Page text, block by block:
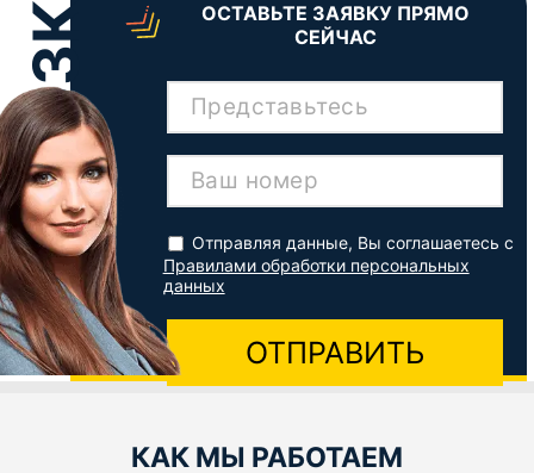
ОСТАВЬТЕ ЗАЯВКУ ПРЯМО
СЕЙЧАС
Представьтесь
Ваш номер
Отправляя данные, Вы соглашаетесь с
Правилами обработки персональных
данных
ОТПРАВИТЬ
КАК МЫ РАБОТАЕМ